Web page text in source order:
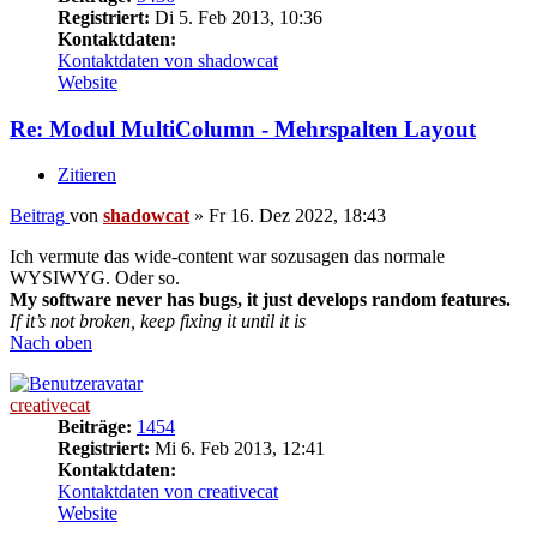
Registriert: Di 5. Feb 2013, 10:36
Kontaktdaten:
Kontaktdaten von shadowcat
Website
Re: Modul MultiColumn - Mehrspalten Layout
Zitieren
Beitrag von shadowcat » Fr 16. Dez 2022, 18:43
Ich vermute das wide-content war sozusagen das normale
WYSIWYG. Oder so.
My software never has bugs, it just develops random features.
If it’s not broken, keep fixing it until it is
Nach oben
creativecat
Beiträge: 1454
Registriert: Mi 6. Feb 2013, 12:41
Kontaktdaten:
Kontaktdaten von creativecat
Website